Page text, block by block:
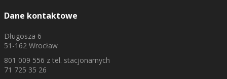
Dane kontaktowe
Długosza 6
51-162 Wrocław
801 009 556 z tel. stacjonarnych
71 725 35 26